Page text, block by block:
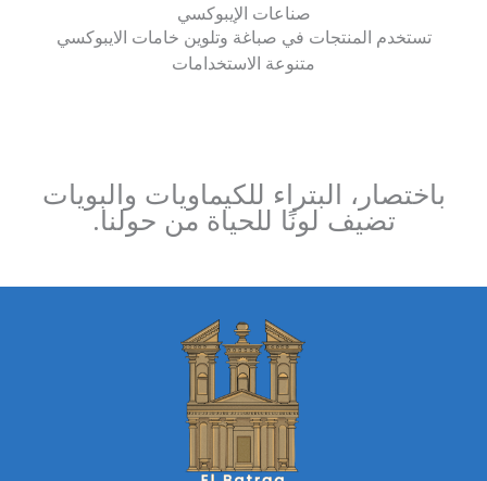
صناعات الإيبوكسي
تستخدم المنتجات في صباغة وتلوين خامات الايبوكسي
متنوعة الاستخدامات
باختصار، البتراء للكيماويات والبويات
تضيف لونًا للحياة من حولنا.